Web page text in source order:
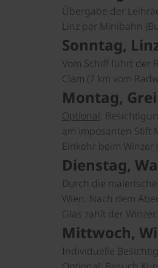
Übergabe der
Linz per Minibahn
Sonntag,
Vom Schiff führt der
Clam (7 km vom
Montag,
Optional :
am imposanten Stift
Einkehr beim Winzer
Dienstag,
Durch die
Wien. Nach dem
Glas zahlt der Winzer.
Mittwoch,
Individuelle